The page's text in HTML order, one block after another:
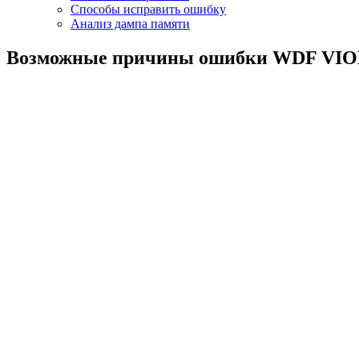
Способы исправить ошибку
Анализ дампа памяти
Возможные причины ошибки WDF